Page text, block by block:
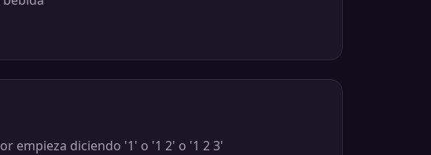
empieza diciendo '1' o '1 2' o '1 2 3'